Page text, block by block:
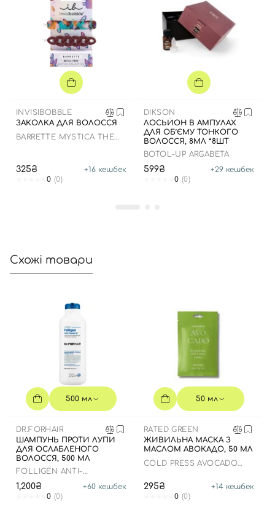
INVISIBOBBLE
ЗАКОЛКА ДЛЯ ВОЛОССЯ
BARRETTE MYSTICA THE
325₴ +16 кешбек
0 (0)
DIKSON
ЛОСЬЙОН В АМПУЛАХ
ДЛЯ ОБ’ЄМУ ТОНКОГО
ВОЛОССЯ, 8МЛ *8ШТ
BOTOL-UP ARGABETA
599₴ +29 кешбек
0 (0)
Схожі товари
500 мл
DR.FORHAIR
ШАМПУНЬ ПРОТИ ЛУПИ
ДЛЯ ОСЛАБЛЕНОГО
ВОЛОССЯ, 500 МЛ
FOLLIGEN ANTI-
1,200₴ +60 кешбек
0 (0)
50 мл
RATED GREEN
ЖИВИЛЬНА МАСКА З
МАСЛОМ АВОКАДО, 50 МЛ
COLD PRESS AVOCADO
295₴ +14 кешбек
0 (0)
Вхід
приймаєте умови Угоди користувача